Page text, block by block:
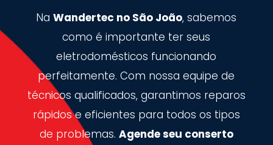
NaWandertec no São João, sabemos
como é importante ter seus
eletrodomésticos funcionando
perfeitamente. Com nossa equipe de
técnicos qualificados, garantimos reparos
rápidos e eficientes para todos os tipos
de problemas. Agende seu conserto